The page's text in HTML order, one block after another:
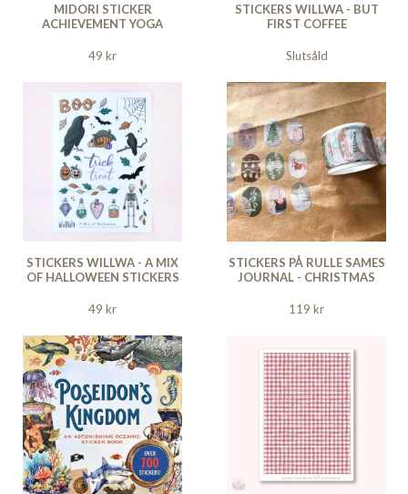
MIDORI STICKER
ACHIEVEMENT YOGA
49 kr
STICKERS WILLWA - BUT
FIRST COFFEE
Slutsåld
STICKERS WILLWA - A MIX
OF HALLOWEEN STICKERS
49 kr
STICKERS PÅ RULLE SAMES
JOURNAL - CHRISTMAS
119 kr